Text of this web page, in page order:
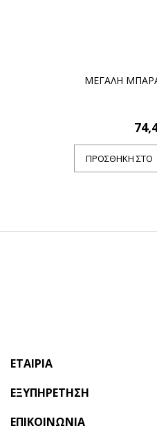
ΜΕΓΑΛΗ
ΠΡΟΣΘΉΚΗ ΣΤΟ
ΕΤΑΙΡΊΑ
ΕΞΥΠΗΡΈΤΗΣΗ
ΕΠΙΚΟΙΝΩΝΊΑ